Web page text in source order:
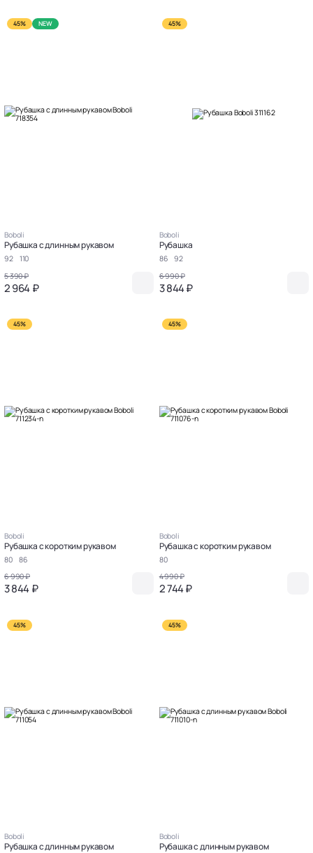
45% NEW
Boboli
Рубашка с длинным рукавом
92
110
5 390 ₽
2 964 ₽
45%
Boboli
Рубашка
86
92
6 990 ₽
3 844 ₽
45%
Boboli
Рубашка с коротким рукавом
80
86
6 990 ₽
3 844 ₽
45%
Boboli
Рубашка с коротким рукавом
80
4 990 ₽
2 744 ₽
45%
Boboli
Рубашка с длинным рукавом
45%
Boboli
Рубашка с длинным рукавом